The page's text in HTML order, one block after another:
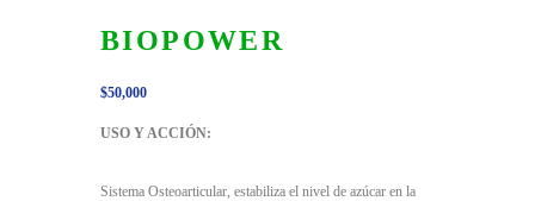
BIOPOWER
$50,000
USO Y ACCIÓN:
Sistema Osteoarticular, estabiliza el nivel de azúcar en la